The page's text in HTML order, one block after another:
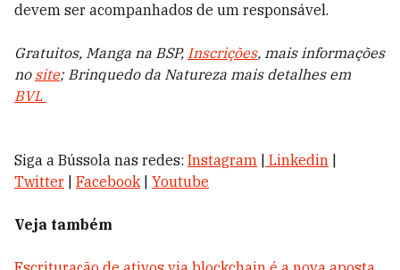
devem ser acompanhados de um responsável.
Gratuitos, Manga na BSP, Inscrições, mais informações
no site; Brinquedo da Natureza mais detalhes em
BVL
Siga a Bússola nas redes: Instagram Linkedin
Twitter
Facebook| Youtube
Veja também